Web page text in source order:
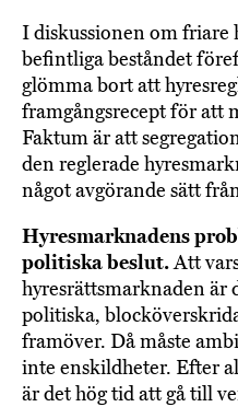
I diskussionen om friare
befintliga beståndet
glömma bort att
framgångsrecept för att
Faktum är att
den reglerade
något avgörande sätt
Hyresmarknadens
politiska beslut.Att
hyresrättsmarknaden är
politiska,
framöver. Då måste
inte enskildheter. Efter
är det hög tid att gå till